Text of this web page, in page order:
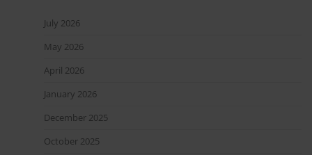
July 2026
May 2026
April 2026
January 2026
December 2025
October 2025